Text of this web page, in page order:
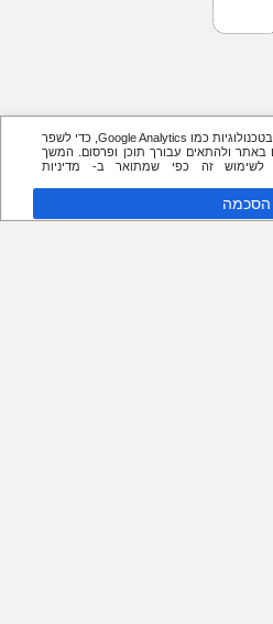
אנו משתמשים בעוגיות (Cookies) ובטכנולוגיות כמו Google Analytics, כדי לשפר
באתר ולהתאים עבורך תוכן ופרסום. המשך
זה כפי שמתואר ב- מדיניות
הסכמה